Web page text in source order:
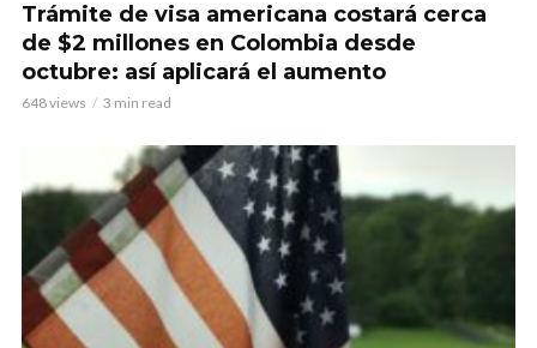
Trámite de visa americana costará cerca
de $2 millones en Colombia desde
octubre: así aplicará el aumento
648 views 3 min read